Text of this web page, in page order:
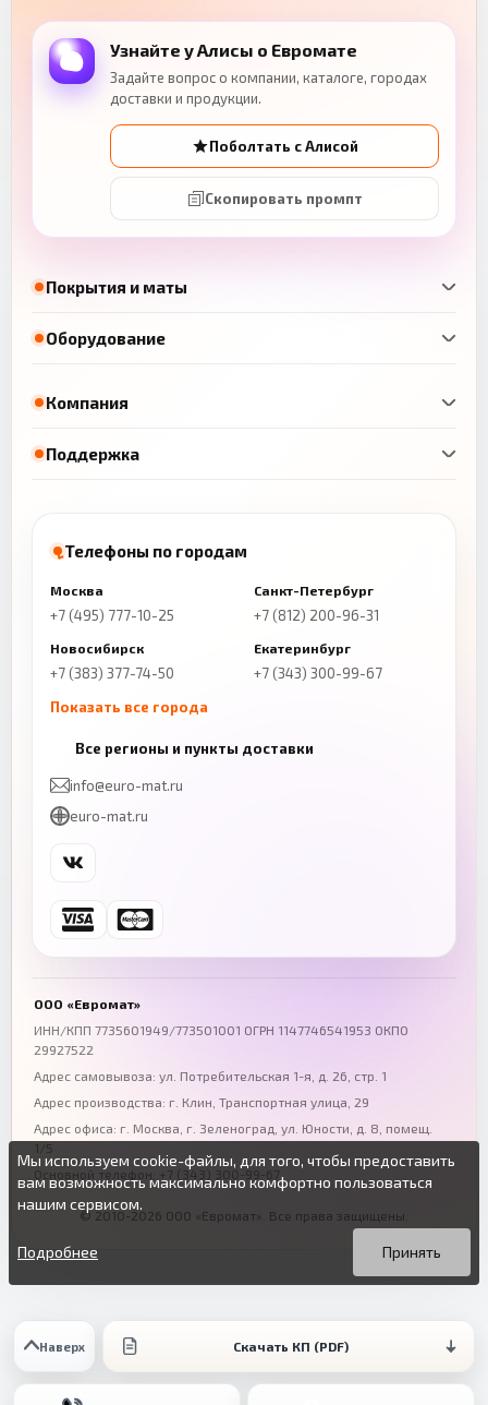
Наверх Скачать КП (PDF)
Покрытия и маты
Оборудование
Узнайте у Алисы о Евромате
Задайте вопрос о компании, каталоге, городах
доставки и продукции.
Поболтать с Алисой
Скопировать промпт
Компания
Поддержка
Телефоны по городам
Москва
+7 (495) 777-10-25
Санкт-Петербург
+7 (812) 200-96-31
Новосибирск
+7 (383) 377-74-50
Екатеринбург
+7 (343) 300-99-67
Показать все города
+7 (843) 206-01-30
Челябинск
+7 (343) 300-99-67
Ростов-на-Дону
+7 (863) 333-50-75
Волгоград
+7 (844) 261-36-12
Омск
Все регионы и пункты доставки
info@euro-mat.ru
euro-mat.ru
ООО «Евромат»
ИНН/КПП 7735601949/773501001 ОГРН 1147746541953 ОКПО
29927522
Адрес самовывоза: ул. Потребительская 1-я, д. 26, стр. 1
Адрес производства: г. Клин, Транспортная улица, 29
Адрес офиса: г. Москва, г. Зеленоград ул. Юности, д. 8, помещ.
1/5
Основной телефон:
+7 (343) 300-99-67
© 2010-2026 ООО «Евромат». Все права защищены.
Мы используем cookie-файлы, для того, чтобы предоставить
вам возможность максимально комфортно пользоваться
нашим сервисом.
Вы можете подробнее прочитать о cookie-файлах в открытых
источниках или изменить настройки своего браузера.
Продолжая пользоваться данным сайтом без изменения
настроек вы даете согласие на использование ваших cookie-
Принять
Подробнее